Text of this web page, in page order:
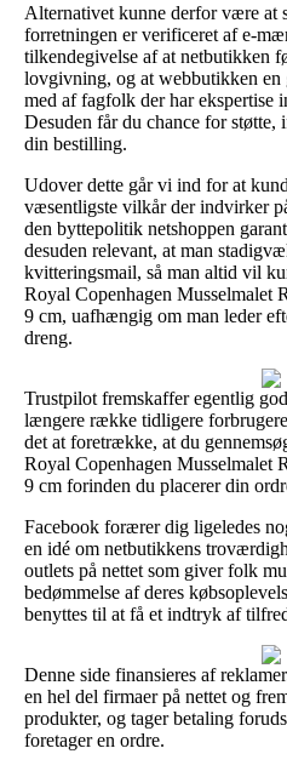
Alternativet kunne derfor være at
forretningen er verificeret af e-
tilkendegivelse af at netbutikken
lovgivning, og at webbutikken en
med af fagfolk der har ekspertise
Desuden får du chance for
din bestilling.
Udover dette går vi ind for at
væsentligste vilkår der indvirker
den byttepolitik netshoppen
desuden relevant, at man
kvitteringsmail, så man altid vil
Royal Copenhagen Musselmalet
9 cm, uafhængig om man leder
dreng.
Trustpilot fremskaffer egentlig
længere række tidligere
det at foretrække, at du
Royal Copenhagen Musselmalet
9 cm forinden du placerer din
Facebook forærer dig ligeledes
en idé om netbutikkens
outlets på nettet som giver folk
bedømmelse af deres
benyttes til at få et indtryk af
Denne side finansieres af
en hel del firmaer på nettet og
produkter, og tager betaling
foretager en ordre.